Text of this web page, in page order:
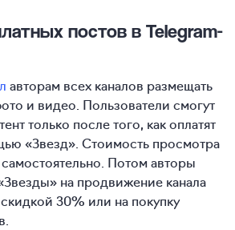
постов в Telegram-
авторам всех каналов размещать
и видео. Пользователи смогут
только после того, как оплатят
«Звезд». Стоимость просмотра
Потом авторы
на продвижение канала
30% или на покупку